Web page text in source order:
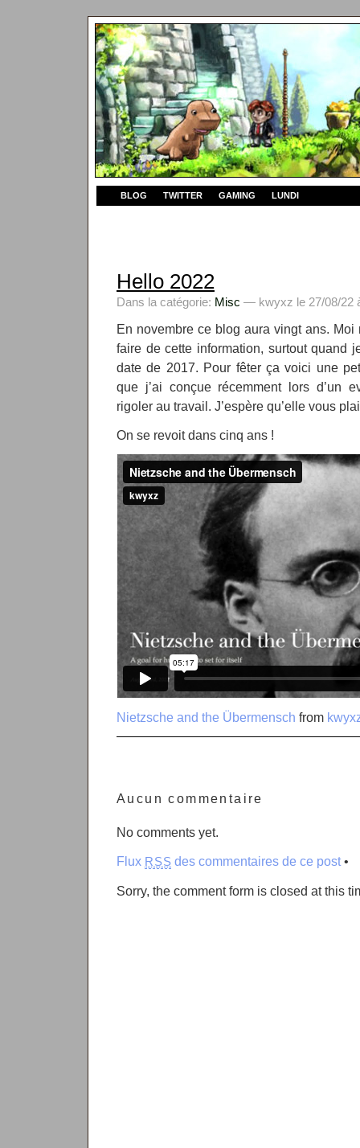
BLOG TWITTER GAMING LUNDI
Hello 2022
Dans la catégorie: Misc — kwyxz le 27/08/22
En novembre ce blog aura vingt ans.
faire de cette information, surtout quand
date de 2017. Pour fêter ça voici une
que j’ai conçue récemment lors d’un
rigoler au travail. J’espère qu’elle vous
On se revoit dans cinq ans !
Nietzsche and the Übermensch from
Aucun commentaire
No comments yet.
Flux RSS des commentaires de ce post•
Sorry, the comment form is closed at this